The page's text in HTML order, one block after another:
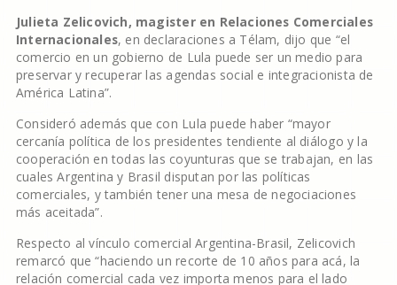
Julieta Zelicovich, magister en Relaciones Comerciales
Internacionales, en declaraciones a Télam, dijo que “el
comercio en un gobierno de Lula puede ser un medio para
preservar y recuperar las agendas social e integracionista de
América Latina”.
Consideró además que con Lula puede haber “mayor
cercanía política de los presidentes tendiente al diálogo y la
cooperación en todas las coyunturas que se trabajan, en las
cuales Argentina y Brasil disputan por las políticas
comerciales, y también tener una mesa de negociaciones
más aceitada”.
Respecto al vínculo comercial Argentina-Brasil, Zelicovich
remarcó que “haciendo un recorte de 10 años para acá, la
relación comercial cada vez importa menos para el lado